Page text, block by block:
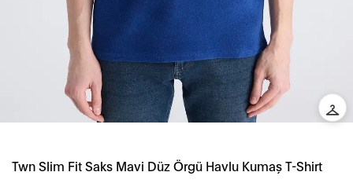
Twn Slim Fit Saks Mavi Düz Örgü Havlu Kumaş T-Shirt